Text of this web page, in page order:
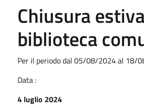
Chiusura
biblioteca
Per il periodo dal 05/08/2024 al 18/
Data :
4 luglio 2024